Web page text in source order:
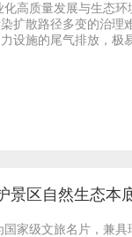
高质量发展与生态
扩散路径多变的治
设施的尾气排放，
景区自然生态本
家级文旅名片，兼